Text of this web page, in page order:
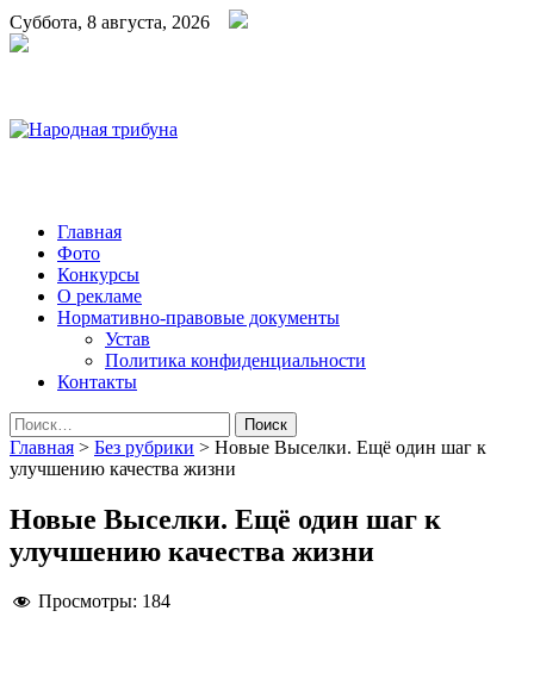
Суббота, 8 августа, 2026
Народная трибуна
Калининская районная газета
Главная
Фото
Конкурсы
О рекламе
Нормативно-правовые документы
Устав
Политика конфиденциальности
Контакты
Найти:
Главная > Без рубрики > Новые Выселки. Ещё один шаг к
улучшению качества жизни
Новые Выселки. Ещё один шаг к
улучшению качества жизни
Просмотры: 184